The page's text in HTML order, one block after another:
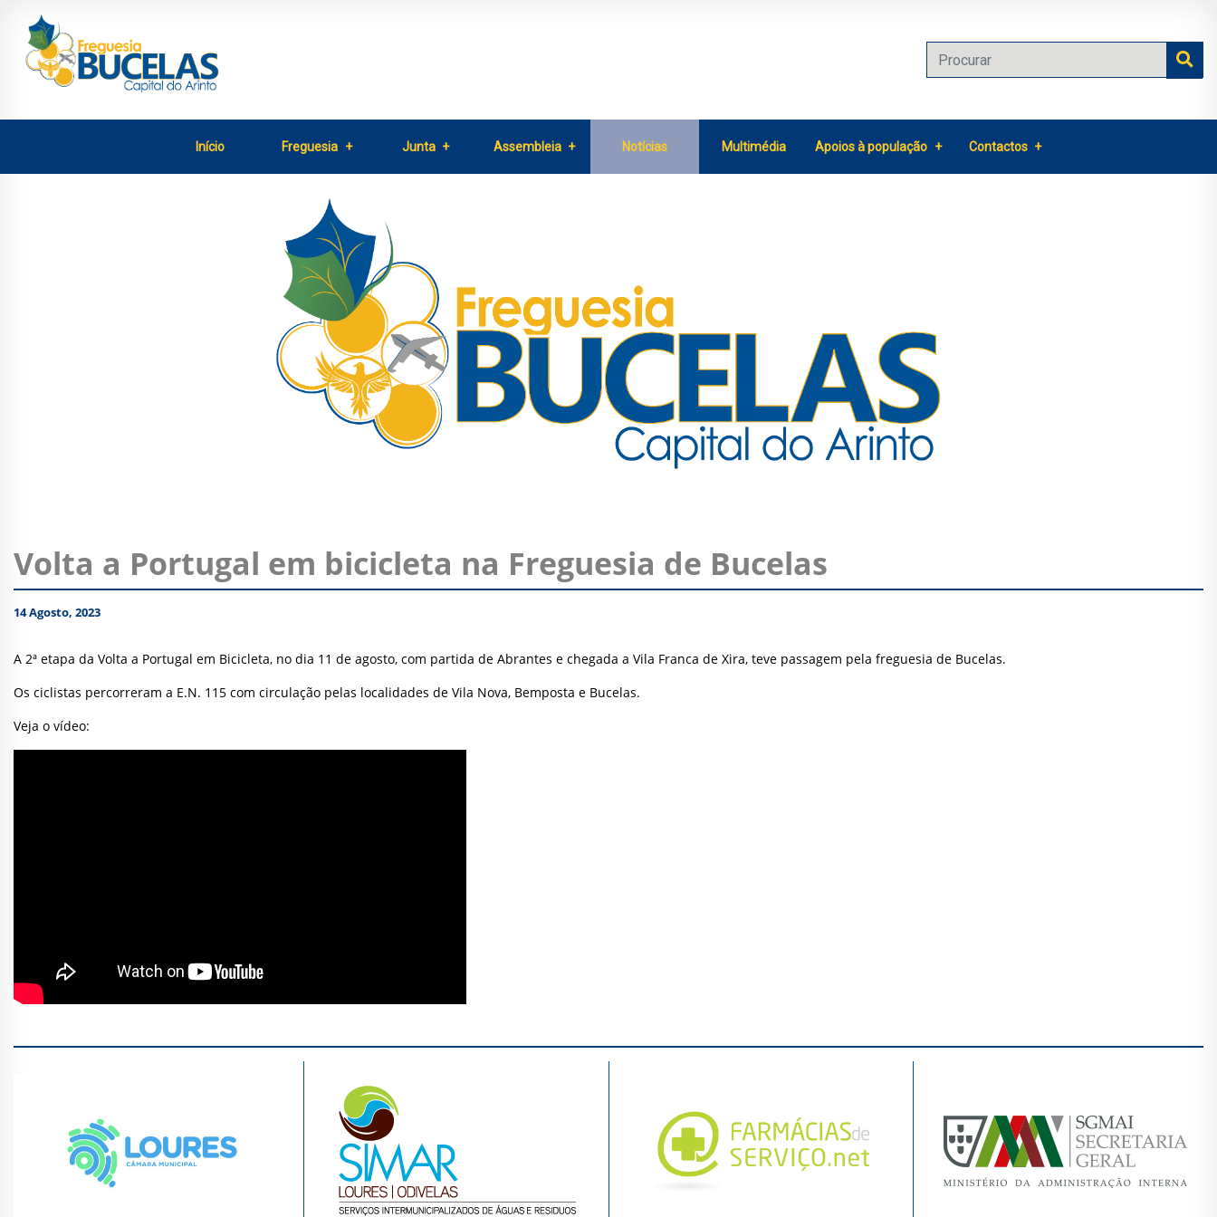
Início Freguesia Junta Assembleia Notícias Multimédia Apoios à população Contactos
Volta a Portugal em bicicleta na Freguesia de Bucelas
14 Agosto, 2023
A 2ª etapa da Volta a Portugal em Bicicleta, no dia 11 de agosto, com partida de Abrantes e chegada a Vila Franca de Xira, teve passagem pela freguesia de Bucelas.
Os ciclistas percorreram a E.N. 115 com circulação pelas localidades de Vila Nova, Bemposta e Bucelas.
Veja o vídeo: